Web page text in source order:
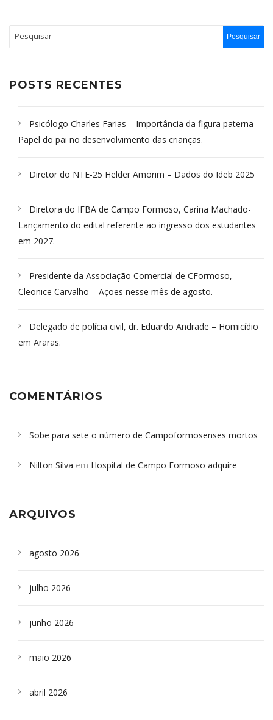
POSTS RECENTES
Psicólogo Charles Farias – Importância da figura paterna
Papel do pai no desenvolvimento das crianças.
Diretor do NTE-25 Helder Amorim – Dados do Ideb 2025
Diretora do IFBA de Campo Formoso, Carina Machado-
Lançamento do edital referente ao ingresso dos estudantes
em 2027.
Presidente da Associação Comercial de CFormoso,
Cleonice Carvalho – Ações nesse mês de agosto.
Delegado de polícia civil, dr. Eduardo Andrade – Homicídio
em Araras.
COMENTÁRIOS
Sobe para sete o número de Campoformosenses mortos
Campoformosenses que morreram em desabamentos são
Nilton Silva em Hospital de Campo Formoso adquire
ARQUIVOS
agosto 2026
julho 2026
junho 2026
maio 2026
abril 2026